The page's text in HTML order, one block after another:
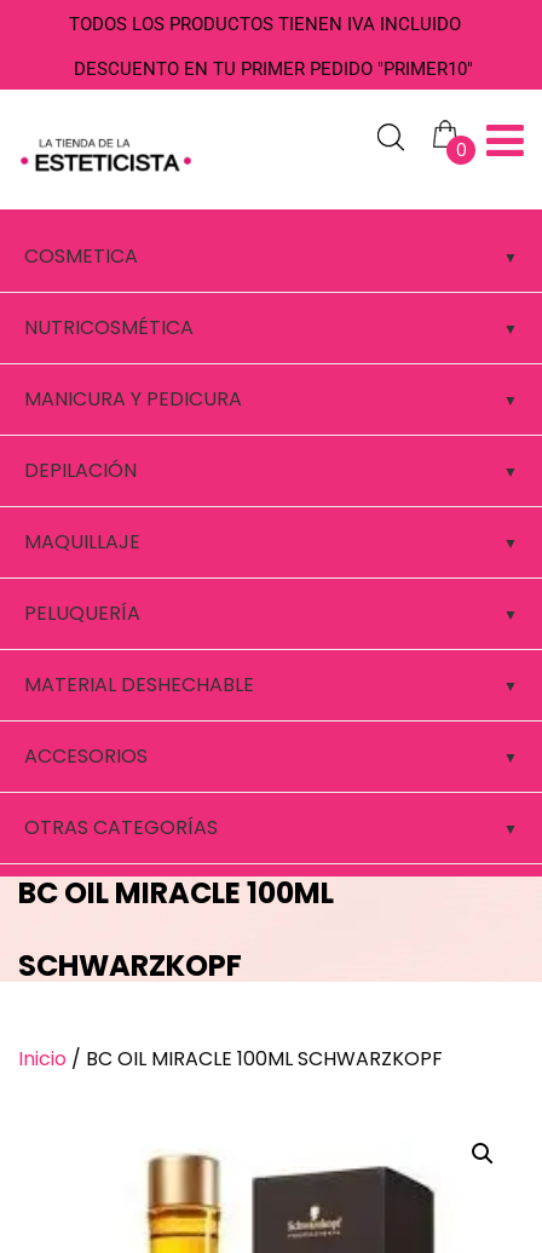
TODOS LOS PRODUCTOS TIENEN IVA INCLUIDO
DESCUENTO EN TU PRIMER PEDIDO "PRIMER10"
0
COSMETICA
NUTRICOSMÉTICA
MANICURA Y PEDICURA
DEPILACIÓN
MAQUILLAJE
PELUQUERÍA
MATERIAL DESHECHABLE
ACCESORIOS
OTRAS CATEGORÍAS
BC OIL MIRACLE 100ML
SCHWARZKOPF
Inicio / BC OIL MIRACLE 100ML SCHWARZKOPF